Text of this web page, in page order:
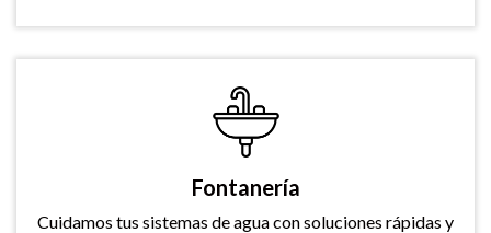
Fontanería
Cuidamos tus sistemas de agua con soluciones rápidas y